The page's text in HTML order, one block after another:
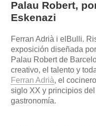
Palau Robert,
Eskenazi
Ferran Adrià i elBulli.
exposición diseñada por
Palau Robert de
creativo, el talento y
Ferran Adrià, el
siglo XX y principios
gastronomía.